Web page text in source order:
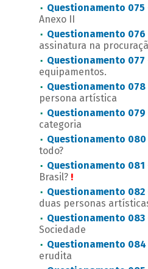
Questionamento 075
Anexo II
Questionamento 076
assinatura na
Questionamento 077
equipamentos.
Questionamento 078
persona artística
Questionamento 079
categoria
Questionamento 080
todo?
Questionamento 081
Brasil? !
Questionamento 082
duas personas
Questionamento 083
Sociedade
Questionamento 084
erudita